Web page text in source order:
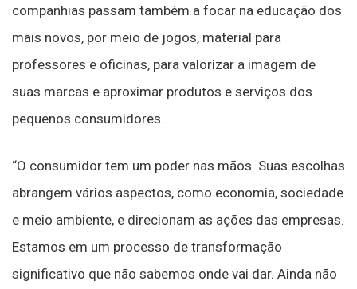
companhias passam também a focar na educação dos
mais novos, por meio de jogos, material para
professores e oficinas, para valorizar a imagem de
suas marcas e aproximar produtos e serviços dos
pequenos consumidores.
“O consumidor tem um poder nas mãos. Suas escolhas
abrangem vários aspectos, como economia, sociedade
e meio ambiente, e direcionam as ações das empresas.
Estamos em um processo de transformação
significativo que não sabemos onde vai dar. Ainda não